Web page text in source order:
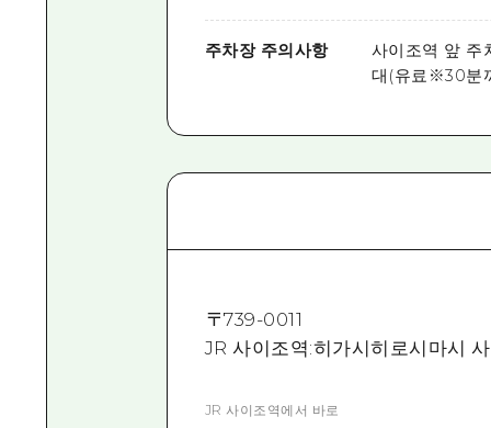
주차장 주의사항
사이조역 앞 주
대(유료※30분
〒739-0011
JR 사이조역:히가시히로시마시
JR 사이조역에서 바로